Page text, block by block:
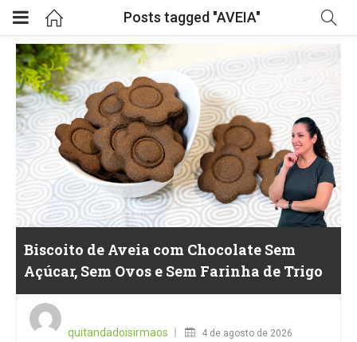
Posts tagged "AVEIA"
Biscoito de Aveia com Chocolate Sem
Açúcar, Sem Ovos e Sem Farinha de Trigo
quitandadoisirmaos
4 de agosto de 2026